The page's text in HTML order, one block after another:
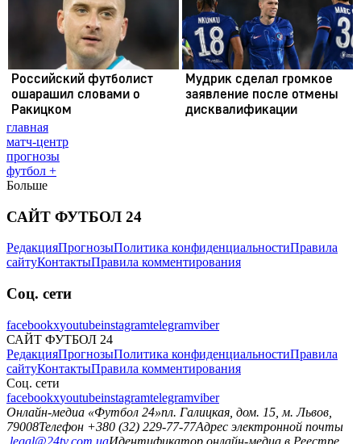
главная
матч-центр
прогнозы
футбол +
Больше
САЙТ ФУТБОЛ 24
РедакцияПрогнозыПолитика конфиденциальностиПравила
сайтуКонтактыПравила комментирования
Соц. сети
facebookxyoutubeinstagramtelegramviber
САЙТ ФУТБОЛ 24
РедакцияПрогнозыПолитика конфиденциальностиПравила
сайтуКонтактыПравила комментирования
Соц. сети
facebookxyoutubeinstagramtelegramviber
Онлайн-медиа «Футбол 24»пл. Галицкая, дом. 15, м. Львов,
79008Телефон +380 (32) 229-77-77Адрес электронной почты
legal@24tv.com.uaИдентификатор онлайн-медиа в Реестре